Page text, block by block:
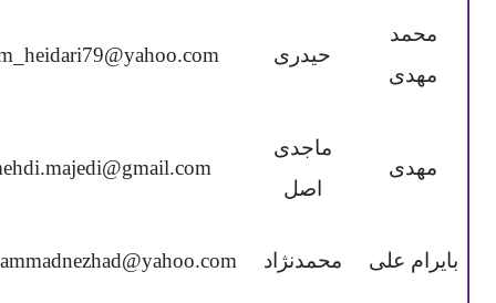
محمد
مهدی
حیدری
مهدی
ماجدی
اصل
بایرام علی محمدنژاد